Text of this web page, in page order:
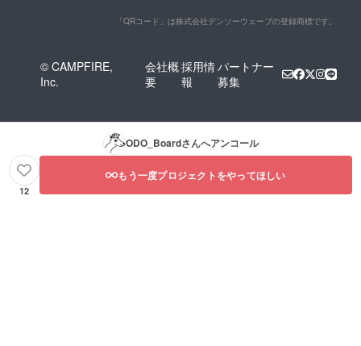
「QRコード」は株式会社デンソーウェーブの登録商標です。
© CAMPFIRE,
Inc.
会社概
要
採用情
報
パートナー
募集
ODO_Boardさんへアンコール
12
もう一度プロジェクトをやってほしい